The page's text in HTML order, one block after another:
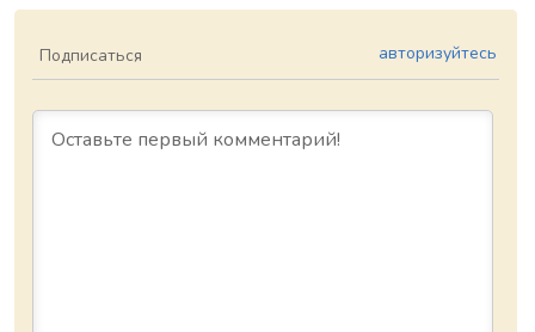
Подписаться авторизуйтесь